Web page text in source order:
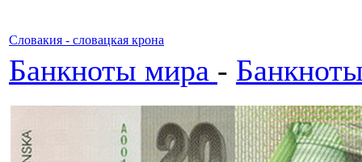
Словакия - словацкая крона
Банкноты мира -